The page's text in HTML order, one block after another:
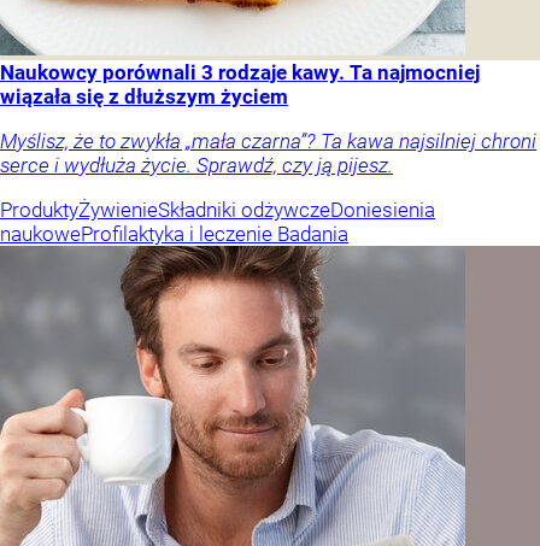
Naukowcy porównali 3 rodzaje kawy. Ta najmocniej
wiązała się z dłuższym życiem
Myślisz, że to zwykła „mała czarna”? Ta kawa najsilniej chroni
serce i wydłuża życie. Sprawdź, czy ją pijesz.
ProduktyŻywienieSkładniki odżywczeDoniesienia
naukoweProfilaktyka i leczenie Badania